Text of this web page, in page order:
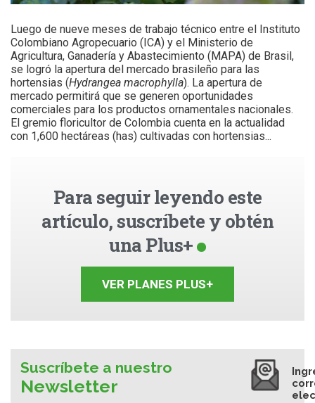
Luego de nueve meses de trabajo técnico entre el Instituto
Colombiano Agropecuario (ICA) y el Ministerio de
Agricultura, Ganadería y Abastecimiento (MAPA) de Brasil,
se logró la apertura del mercado brasileño para las
hortensias (Hydrangea macrophylla). La apertura de
mercado permitirá que se generen oportunidades
comerciales para los productos ornamentales nacionales.
El gremio floricultor de Colombia cuenta en la actualidad
con 1,600 hectáreas (has) cultivadas con hortensias...
Para seguir leyendo este
artículo, suscríbete y obtén
una Plus+
VER PLANES PLUS+
Suscríbete a nuestro
Newsletter